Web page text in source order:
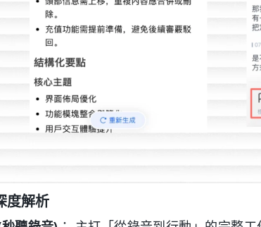
度解析